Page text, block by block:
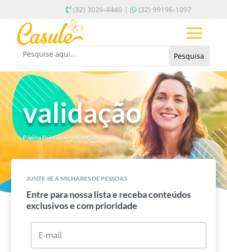
(32) 3026-4440 | (32) 99196-1097
validação
Página Principal» validação
JUNTE-SE A MILHARES DE PESSOAS
Entre para nossa lista e receba conteúdos
exclusivos e com prioridade